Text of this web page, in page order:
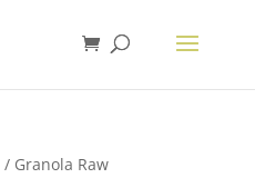
/ Granola Raw